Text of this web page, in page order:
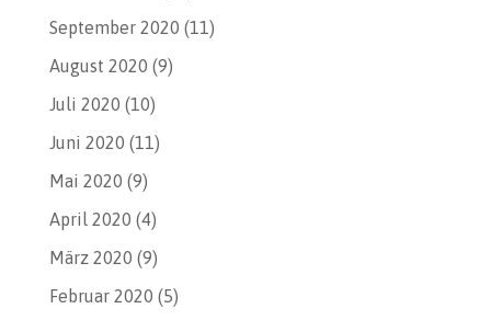
September 2020 (11)
August 2020 (9)
Juli 2020 (10)
Juni 2020 (11)
Mai 2020 (9)
April 2020 (4)
März 2020 (9)
Februar 2020 (5)